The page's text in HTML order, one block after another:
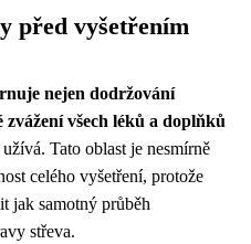
před vyšetřením
nejen dodržování
zvážení všech léků a doplňků
Tato oblast je nesmírně
celého vyšetření, protože
jak samotný průběh
střeva.